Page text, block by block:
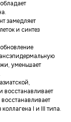
замедляет
и синтез
уменьшает
восстанавливает
I и III типа.